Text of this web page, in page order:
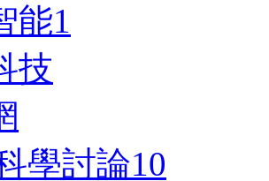
能1
技
學討論10